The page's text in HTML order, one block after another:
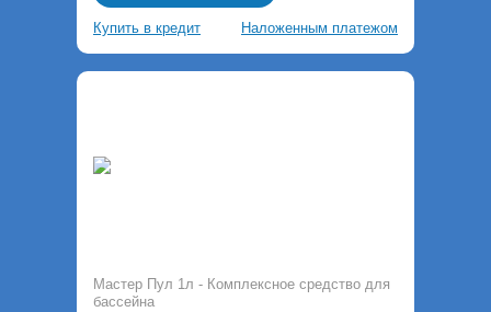
Купить в кредит Наложенным платежом
Мастер Пул 1л - Комплексное средство для
бассейна